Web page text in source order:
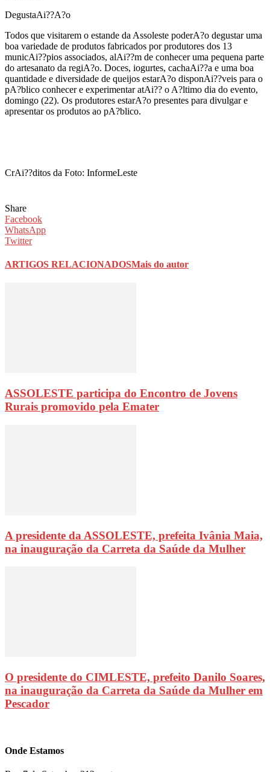
DegustaAi??A?o
Todos que visitarem o estande da Assoleste poderA?o degustar uma
boa variedade de produtos fabricados por produtores dos 13
municAi??pios associados, alAi??m de conhecer uma pequena parte
do artesanato da regiA?o. Doces, iogurtes, cachaAi??a e uma boa
quantidade e diversidade de queijos estarA?o disponAi??veis para o
pA?blico conhecer e experimentar atAi?? o A?ltimo dia do evento,
domingo (22). Os produtores estarA?o presentes para divulgar e
apresentar os produtos ao pA?blico.
CrAi??ditos da Foto: InformeLeste
Share
Facebook
WhatsApp
Twitter
ARTIGOS RELACIONADOSMais do autor
ASSOLESTE participa do Encontro de Jovens
Rurais promovido pela Emater
A presidente da ASSOLESTE, prefeita Ivânia Maia,
na inauguração da Carreta da Saúde da Mulher
O presidente do CIMLESTE, prefeito Danilo Soares,
na inauguração da Carreta da Saúde da Mulher em
Pescador
Onde Estamos